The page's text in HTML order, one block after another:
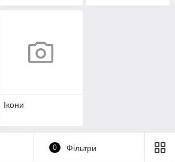
Ікони
0 Фільтри